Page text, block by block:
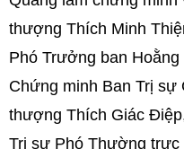
thượng Thích Minh
Phó Trưởng ban
Chứng minh Ban Trị sự
thượng Thích Giác
Trị sự Phó Thường trực